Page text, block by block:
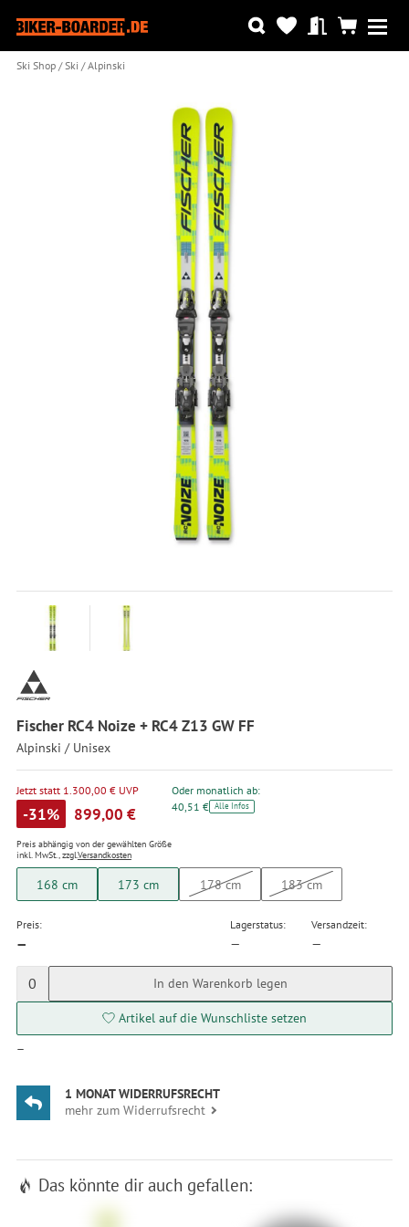
Ski Shop Ski Alpinski
Fischer RC4 Noize + RC4 Z13 GW FF
Alpinski / Unisex
Jetzt statt 1.300,00 € UVP
-31% 899,00 €
Preis abhängig von der gewählten Größe
inkl. MwSt., zzgl.Versandkosten
Oder monatlich ab:
40,51 € Alle Infos
168 cm 173 cm 178 cm 183 cm
Preis:
—
Lagerstatus:
—
Versandzeit:
—
0 In den Warenkorb legen
Artikel auf die Wunschliste setzen
—
1 MONAT WIDERRUFSRECHT
mehr zum Widerrufsrecht
Das könnte dir auch gefallen: